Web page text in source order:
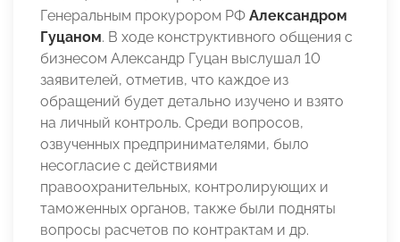
Генеральным прокурором РФ Александром
Гуцаном. В ходе конструктивного общения с
бизнесом Александр Гуцан выслушал 10
заявителей, отметив, что каждое из
обращений будет детально изучено и взято
на личный контроль. Среди вопросов,
озвученных предпринимателями, было
несогласие с действиями
правоохранительных, контролирующих и
таможенных органов, также были подняты
вопросы расчетов по контрактам и др.